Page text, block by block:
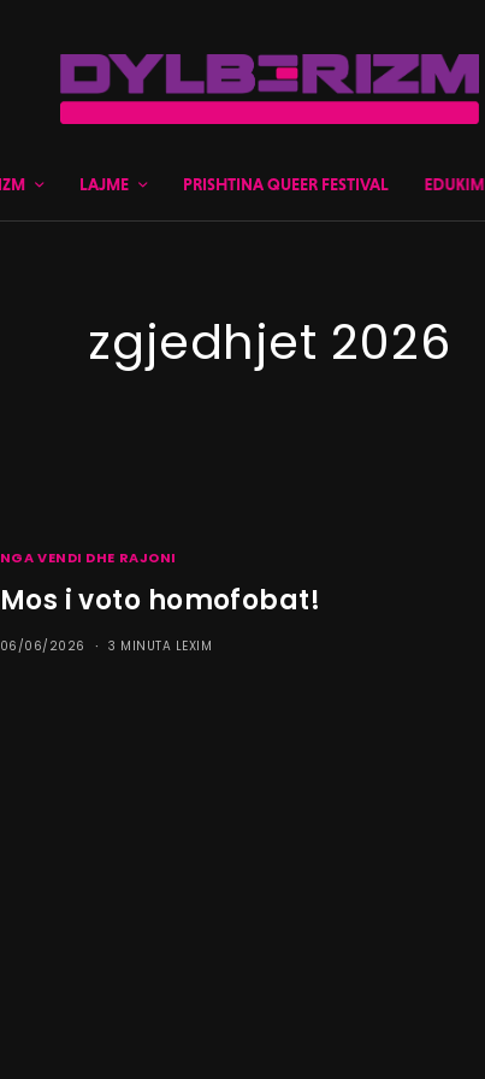
LAJME PRISHTINA QUEER FESTIVAL EDUKIM
zgjedhjet 2026
NGA VENDI DHE RAJONI
Mos i voto homofobat!
06/06/2026 3 MINUTA LEXIM